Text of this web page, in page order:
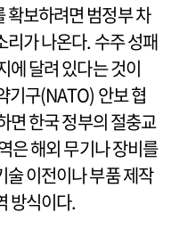
확보하려면 범정부 차
리가 나온다. 수주 성패
에 달려 있다는 것이
기구(NATO) 안보 협
면 한국 정부의 절충교
은 해외 무기나 장비를
술 이전이나 부품 제작
방식이다.